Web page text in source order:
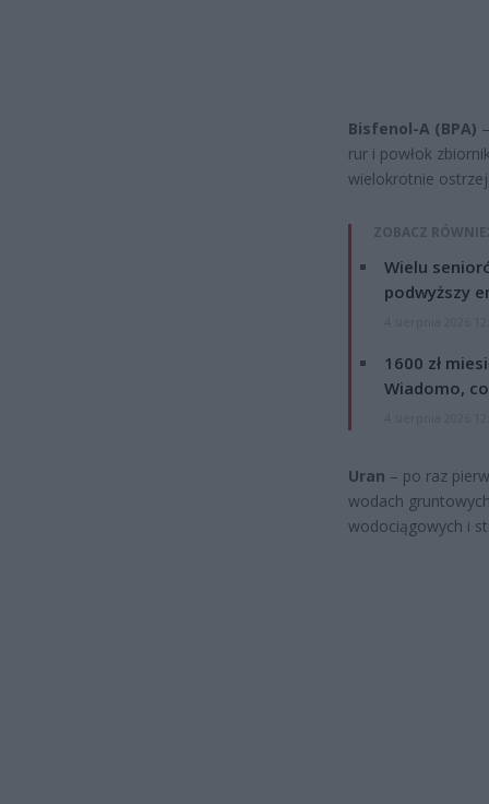
Bisfenol-A (BPA)
rur i powłok
wielokrotnie
ZOBACZ
Wielu
podwyższy
1600 zł
Wiadomo,
Uran – po raz
wodach
wodociągowych i